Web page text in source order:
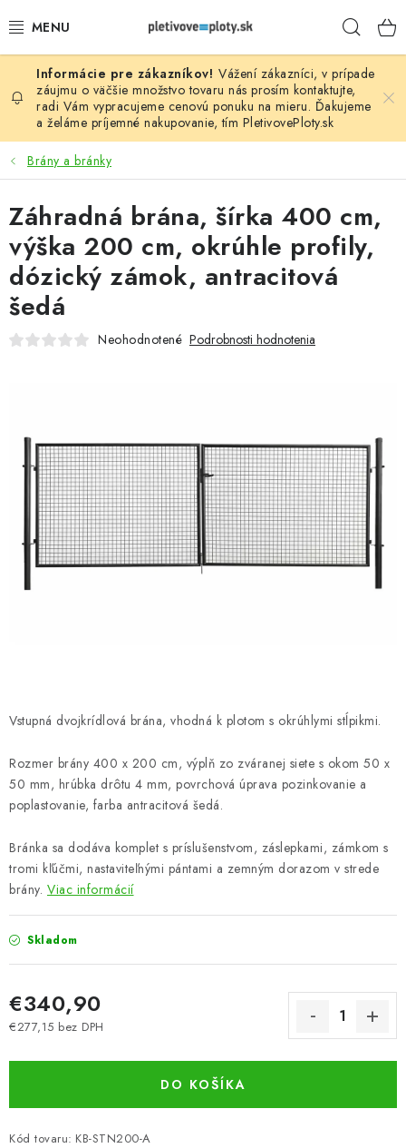
na
PLOTOVÉ PANELY
PLETIVO
STĹPIKY
PODHRABOVÉ DOSKY
BRÁNY A BRÁNKY
GABIÓNY (PLOTY, KOŠE)
KOMPOSTÉRY
BETÓNOVÉ PLOTY
AKCIA - MIERNE POŠKODENÝ TOVAR
Vážení zákazníci, v prípade
záujmu o väčšie množstvo tovaru nás prosím kontaktujte,
radi Vám vypracujeme cenovú ponuku na mieru. Ďakujeme
a želáme príjemné nakupovanie, tím PletivovePloty.sk
Brány a bránky
Vstupná dvojkrídlová brána, vhodná k plotom s okrúhlymi stĺpikmi.
Rozmer brány 400 x 200 cm, výplň zo zváranej siete s okom 50 x
50 mm, hrúbka drôtu 4 mm, povrchová úprava pozinkovanie a
poplastovanie, farba antracitová šedá.
Bránka sa dodáva komplet s príslušenstvom, záslepkami, zámkom s
tromi kľúčmi, nastaviteľnými pántami a zemným dorazom v strede
brány. Viac informácií
Skladom
€340,90
€277,15 bez DPH
DO KOŠÍKA
Kód tovaru: KB-STN200-A
Záhradná brána, šírka 400 cm,
výška 200 cm, okrúhle profily,
dózický zámok, antracitová
šedá
Neohodnotené Podrobnosti hodnotenia